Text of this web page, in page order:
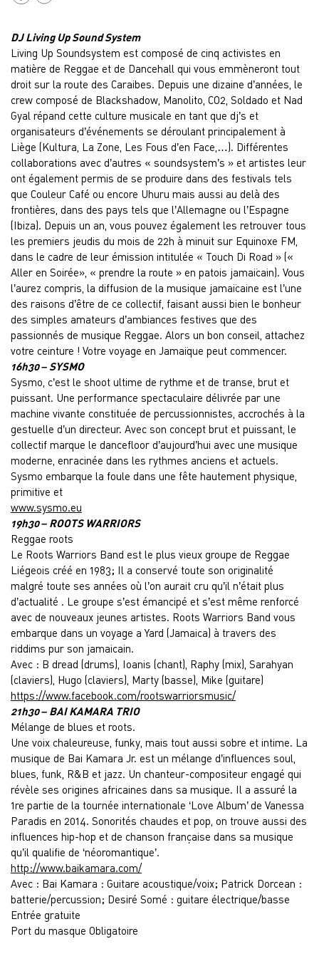
DJ Living Up Sound System
Living Up Soundsystem est composé de cinq activistes en
matière de Reggae et de Dancehall qui vous emmèneront tout
droit sur la route des Caraïbes. Depuis une dizaine d’années, le
crew composé de Blackshadow, Manolito, CO2, Soldado et Nad
Gyal répand cette culture musicale en tant que dj’s et
organisateurs d’événements se déroulant principalement à
Liège (Kultura, La Zone, Les Fous d’en Face,…). Différentes
collaborations avec d’autres « soundsystem’s » et artistes leur
ont également permis de se produire dans des festivals tels
que Couleur Café ou encore Uhuru mais aussi au delà des
frontières, dans des pays tels que l’Allemagne ou l’Espagne
(Ibiza). Depuis un an, vous pouvez également les retrouver tous
les premiers jeudis du mois de 22h à minuit sur Equinoxe FM,
dans le cadre de leur émission intitulée « Touch Di Road » («
Aller en Soirée», « prendre la route » en patois jamaïcain). Vous
l’aurez compris, la diffusion de la musique jamaïcaine est l’une
des raisons d’être de ce collectif, faisant aussi bien le bonheur
des simples amateurs d’ambiances festives que des
passionnés de musique Reggae. Alors un bon conseil, attachez
votre ceinture ! Votre voyage en Jamaïque peut commencer.
16h30 – SYSMO
Sysmo, c’est le shoot ultime de rythme et de transe, brut et
puissant. Une performance spectaculaire délivrée par une
machine vivante constituée de percussionnistes, accrochés à la
gestuelle d’un directeur. Avec son concept brut et puissant, le
collectif marque le dancefloor d’aujourd’hui avec une musique
moderne, enracinée dans les rythmes anciens et actuels.
Sysmo embarque la foule dans une fête hautement physique,
primitive et
www.sysmo.eu
19h30 – ROOTS WARRIORS
Reggae roots
Le Roots Warriors Band est le plus vieux groupe de Reggae
Liégeois créé en 1983; Il a conservé toute son originalité
malgré toute ses années où l’on aurait cru qu’il n’était plus
d’actualité . Le groupe s’est émancipé et s’est même renforcé
avec de nouveaux jeunes artistes. Roots Warriors Band vous
embarque dans un voyage a Yard (Jamaica) à travers des
riddims pur son jamaicain.
Avec : B dread (drums), Ioanis (chant), Raphy (mix), Sarahyan
(claviers), Hugo (claviers), Marty (basse), Mike (guitare)
https://www.facebook.com/rootswarriorsmusic/
21h30 – BAI KAMARA TRIO
Mélange de blues et roots.
Une voix chaleureuse, funky, mais tout aussi sobre et intime. La
musique de Bai Kamara Jr. est un mélange d’influences soul,
blues, funk, R&B et jazz. Un chanteur-compositeur engagé qui
révèle ses origines africaines dans sa musique. Il a assuré la
1re partie de la tournée internationale ‘Love Album’ de Vanessa
Paradis en 2014. Sonorités chaudes et pop, on trouve aussi des
influences hip-hop et de chanson française dans sa musique
qu’il qualifie de ‘néoromantique’.
http://www.baikamara.com/
Avec : Bai Kamara : Guitare acoustique/voix; Patrick Dorcean :
batterie/percussion; Desiré Somé : guitare électrique/basse
Entrée gratuite
Port du masque Obligatoire